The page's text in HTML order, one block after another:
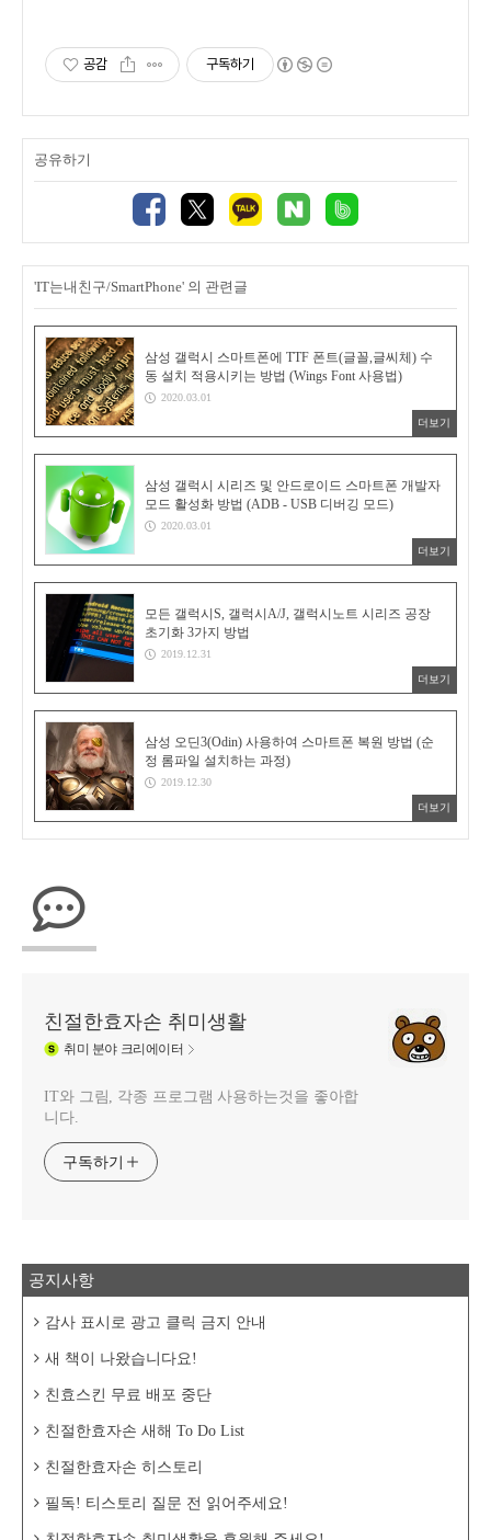
공감 구독하기
공유하기
'IT는내친구/SmartPhone' 의 관련글
삼성 갤럭시 스마트폰에 TTF 폰트(글꼴,글씨체) 수
동 설치 적용시키는 방법 (Wings Font 사용법)
2020.03.01
더보기
삼성 갤럭시 시리즈 및 안드로이드 스마트폰 개발자
모드 활성화 방법 (ADB - USB 디버깅 모드)
2020.03.01
더보기
모든 갤럭시S, 갤럭시A/J, 갤럭시노트 시리즈 공장
초기화 3가지 방법
2019.12.31
더보기
삼성 오딘3(Odin) 사용하여 스마트폰 복원 방법 (순
정 롬파일 설치하는 과정)
2019.12.30
더보기
친절한효자손 취미생활
취미 분야 크리에이터
IT와 그림, 각종 프로그램 사용하는것을 좋아합
니다.
구독하기
공지사항
감사 표시로 광고 클릭 금지 안내
새 책이 나왔습니다요!
친효스킨 무료 배포 중단
친절한효자손 새해 To Do List
친절한효자손 히스토리
필독! 티스토리 질문 전 읽어주세요!